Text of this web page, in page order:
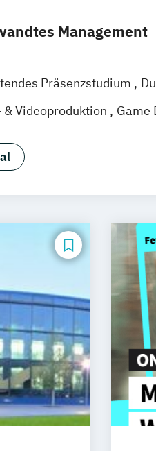
Management
Präsenzstudium
& Videoproduktion Game
Experience